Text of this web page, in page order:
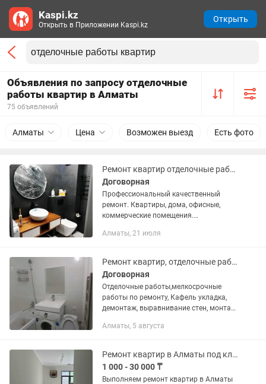
Объявления по запросу отделочные
работы квартир в Алматы
75 объявлений
Алматы Цена Возможен выезд Есть фото
Ремонт квартир отделочные работы
Договорная
Профессиональный качественный
ремонт. Квартиры, дома, офисные,
коммерческие помещения.
Профессиональный мастер со своей
Алматы, 21 июля
Ремонт квартир, отделочные работы.
Договорная
Отделочные работы,мелкосрочные
работы по ремонту, Кафель укладка,
демонтаж, выравнивание стен, монтаж
работа, монтаж трубы, установка сан.
Алматы, 5 августа
Ремонт квартир в Алматы под ключ Отделочные работы
1 000 - 30 000 ₸
Выполняем ремонт квартир в Алматы
Kaspi.kz
Открыть в Приложении Kaspi.kz
Открыть